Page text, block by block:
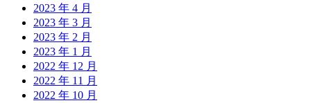
2023 年 4 月
2023 年 3 月
2023 年 2 月
2023 年 1 月
2022 年 12 月
2022 年 11 月
2022 年 10 月